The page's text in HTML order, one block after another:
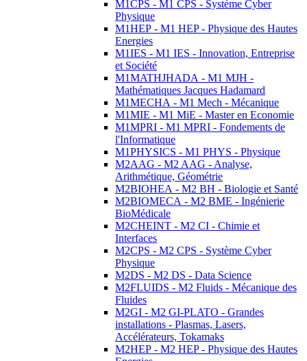
M1CPS - M1 CPS - Système Cyber
Physique
M1HEP - M1 HEP - Physique des Hautes
Energies
M1IES - M1 IES - Innovation, Entreprise
et Société
M1MATHJHADA - M1 MJH -
Mathématiques Jacques Hadamard
M1MECHA - M1 Mech - Mécanique
M1MIE - M1 MiE - Master en Economie
M1MPRI - M1 MPRI - Fondements de
l'Informatique
M1PHYSICS - M1 PHYS - Physique
M2AAG - M2 AAG - Analyse,
Arithmétique, Géométrie
M2BIOHEA - M2 BH - Biologie et Santé
M2BIOMECA - M2 BME - Ingénierie
BioMédicale
M2CHEINT - M2 CI - Chimie et
Interfaces
M2CPS - M2 CPS - Système Cyber
Physique
M2DS - M2 DS - Data Science
M2FLUIDS - M2 Fluids - Mécanique des
Fluides
M2GI - M2 GI-PLATO - Grandes
installations - Plasmas, Lasers,
Accélérateurs, Tokamaks
M2HEP - M2 HEP - Physique des Hautes